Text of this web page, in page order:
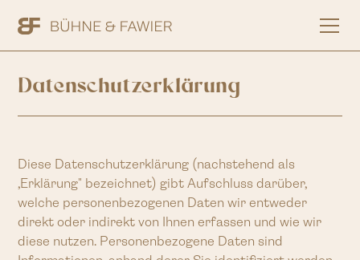
Datenschutzerklärung
Diese Datenschutzerklärung (nachstehend als
‚Erklärung" bezeichnet) gibt Aufschluss darüber,
welche personenbezogenen Daten wir entweder
direkt oder indirekt von Ihnen erfassen und wie wir
diese nutzen. Personenbezogene Daten sind